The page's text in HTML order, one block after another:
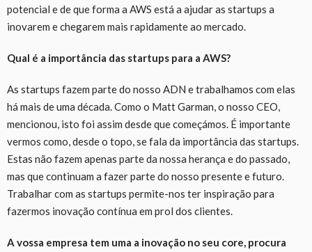
potencial e de que forma a AWS está a ajudar as startups a
inovarem e chegarem mais rapidamente ao mercado.
Qual é a importância das startups para a AWS?
As startups fazem parte do nosso ADN e trabalhamos com elas
há mais de uma década. Como o Matt Garman, o nosso CEO,
mencionou, isto foi assim desde que começámos. É importante
vermos como, desde o topo, se fala da importância das startups.
Estas não fazem apenas parte da nossa herança e do passado,
mas que continuam a fazer parte do nosso presente e futuro.
Trabalhar com as startups permite-nos ter inspiração para
fazermos inovação contínua em prol dos clientes.
A vossa empresa tem uma a inovação no seu core, procura